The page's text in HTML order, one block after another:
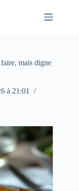
mais digne
à 21:01